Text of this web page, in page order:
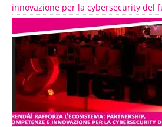
innovazione per la cybersecurity del